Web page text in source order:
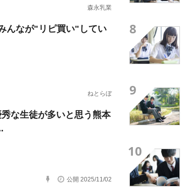
森永乳業
んなが"リピ買い"してい
ねとらぼ
な生徒が多いと思う熊本
公開 2025/11/02
8
9
10